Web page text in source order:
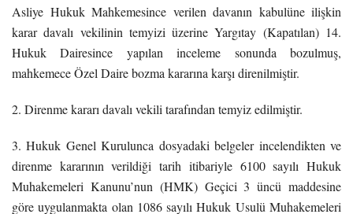
Asliye Hukuk Mahkemesince verilen davanın kabulüne ilişkin
karar davalı vekilinin temyizi üzerine Yargıtay (Kapatılan) 14.
Hukuk Dairesince yapılan inceleme sonunda bozulmuş,
mahkemece Özel Daire bozma kararına karşı direnilmiştir.
2. Direnme kararı davalı vekili tarafından temyiz edilmiştir.
3. Hukuk Genel Kurulunca dosyadaki belgeler incelendikten ve
direnme kararının verildiği tarih itibariyle 6100 sayılı Hukuk
Muhakemeleri Kanunu’nun (HMK) Geçici 3 üncü maddesine
göre uygulanmakta olan 1086 sayılı Hukuk Usulü Muhakemeleri